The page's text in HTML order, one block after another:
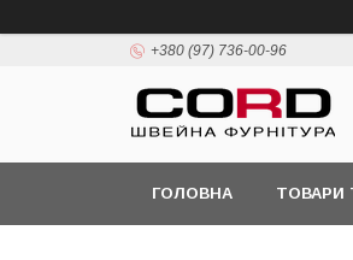
+380 (97) 736-00-96
ГОЛОВНА ТОВАРИ